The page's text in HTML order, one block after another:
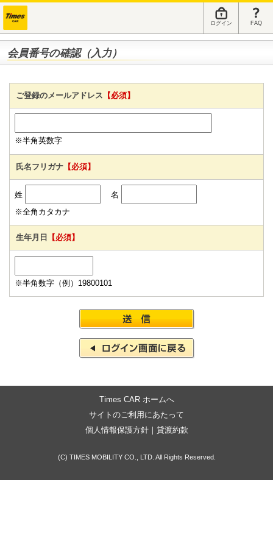
ログイン FAQ
会員番号の確認（入力）
ご登録のメールアドレス 【必須】
※半角英数字
氏名フリガナ 【必須】
姓
名
※全角カタカナ
生年月日 【必須】
※半角数字（例）19800101
Times CAR ホームへ
サイトのご利用にあたって
個人情報保護方針｜ 貸渡約款
(C) TIMES MOBILITY CO., LTD. All Rights Reserved.